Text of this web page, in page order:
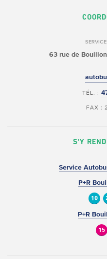
63 rue de Bouillon
TÉL. :
FAX :
S'Y
Service
P+R
10
P+R
15